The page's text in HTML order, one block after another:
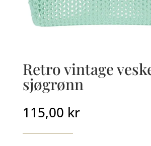
Retro vintage
sjøgrønn
115,00 kr